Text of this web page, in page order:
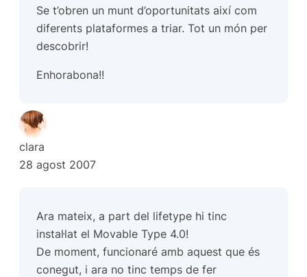
Se t’obren un munt d’oportunitats així com
diferents plataformes a triar. Tot un món per
descobrir!
Enhorabona!!
clara
28 agost 2007
Ara mateix, a part del lifetype hi tinc
instal·lat el Movable Type 4.0!
De moment, funcionaré amb aquest que és
conegut, i ara no tinc temps de fer